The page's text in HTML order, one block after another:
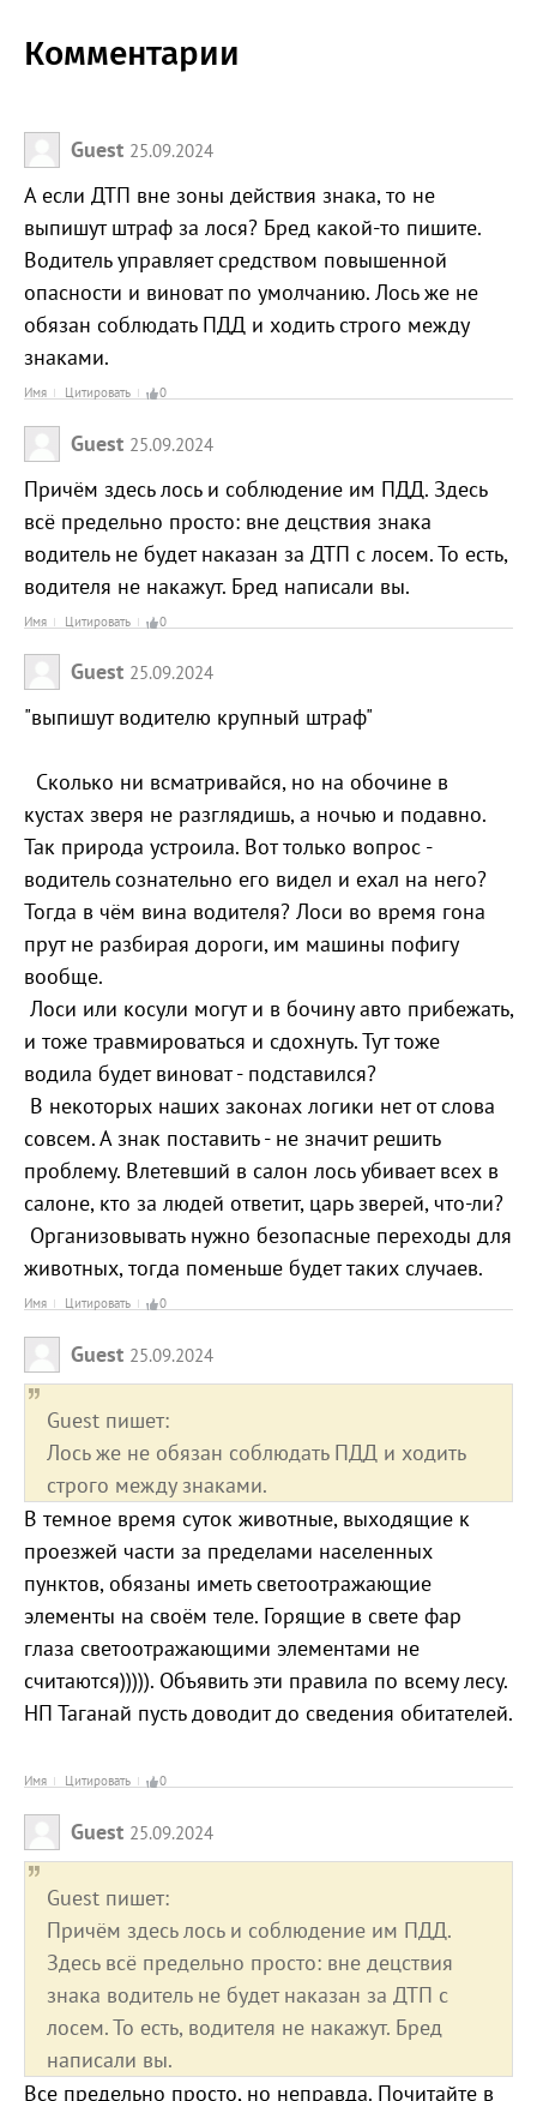
Комментарии
Guest 25.09.2024
А если ДТП вне зоны действия знака, то не
выпишут штраф за лося? Бред какой-то пишите.
Водитель управляет средством повышенной
опасности и виноват по умолчанию. Лось же не
обязан соблюдать ПДД и ходить строго между
знаками.
Имя Цитировать 0
Guest 25.09.2024
Причём здесь лось и соблюдение им ПДД. Здесь
всё предельно просто: вне децствия знака
водитель не будет наказан за ДТП с лосем. То есть,
водителя не накажут. Бред написали вы.
Имя Цитировать 0
Guest 25.09.2024
"выпишут водителю крупный штраф"
Сколько ни всматривайся, но на обочине в
кустах зверя не разглядишь, а ночью и подавно.
Так природа устроила. Вот только вопрос -
водитель сознательно его видел и ехал на него?
Тогда в чём вина водителя? Лоси во время гона
прут не разбирая дороги, им машины пофигу
вообще.
Лоси или косули могут и в бочину авто прибежать,
и тоже травмироваться и сдохнуть. Тут тоже
водила будет виноват - подставился?
В некоторых наших законах логики нет от слова
совсем. А знак поставить - не значит решить
проблему. Влетевший в салон лось убивает всех в
салоне, кто за людей ответит, царь зверей, что-ли?
Организовывать нужно безопасные переходы для
животных, тогда поменьше будет таких случаев.
Имя Цитировать 0
Guest 25.09.2024
Guest пишет:
Лось же не обязан соблюдать ПДД и ходить
строго между знаками.
В темное время суток животные, выходящие к
проезжей части за пределами населенных
пунктов, обязаны иметь светоотражающие
элементы на своём теле. Горящие в свете фар
глаза светоотражающими элементами не
считаются))))). Объявить эти правила по всему лесу.
НП Таганай пусть доводит до сведения обитателей.
Имя Цитировать 0
Guest 25.09.2024
Guest пишет:
Причём здесь лось и соблюдение им ПДД.
Здесь всё предельно просто: вне децствия
знака водитель не будет наказан за ДТП с
лосем. То есть, водителя не накажут. Бред
написали вы.
Все предельно просто, но неправда. Почитайте в